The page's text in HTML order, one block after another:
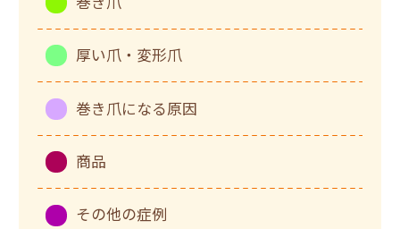
厚い爪・変形爪
巻き爪になる原因
商品
その他の症例